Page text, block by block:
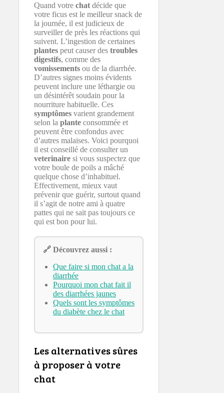
Quand votre chat décide que
votre ficus est le meilleur snack de
la journée, il est judicieux de
surveiller de près les réactions qui
suivent. L’ingestion de certaines
plantes peut causer des troubles
digestifs, comme des
vomissements ou de la diarrhée.
D’autres signes moins évidents
peuvent inclure une léthargie ou
un désintérêt soudain pour la
nourriture habituelle. Ces
symptômes varient grandement
selon la plante consommée et
peuvent être confondus avec
d’autres malaises. Voici pourquoi
il est conseillé de consulter un
veterinaire si vous suspectez que
votre boule de poils a mâché
quelque chose d’inhabituel.
Effectivement, mieux vaut
prévenir que guérir, surtout quand
il s’agit de notre ami à quatre
pattes qui ne sait pas toujours ce
qui est bon pour lui.
🔗 Découvrez aussi :
Que faire si mon chat a la
diarrhée
Pourquoi mon chat fait il
des diarrhées jaunes
Quels sont les symptômes
du diabète chez le chat
Les alternatives sûres
à proposer à votre
chat